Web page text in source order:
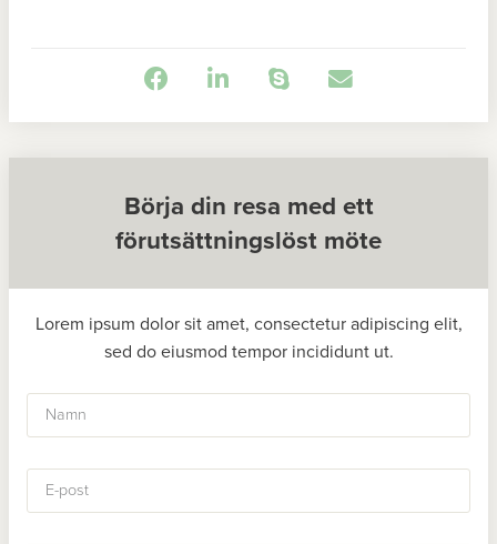
Börja din resa med ett
förutsättningslöst möte
Lorem ipsum dolor sit amet, consectetur adipiscing elit,
sed do eiusmod tempor incididunt ut.